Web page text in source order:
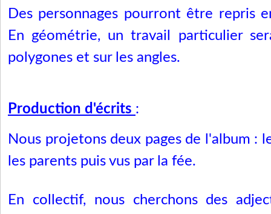
Des personnages pourront être repris
En géométrie, un travail particulier
polygones et sur les angles.
Production d'écrits :
Nous projetons deux pages de l'album :
les parents puis vus par la fée.
En collectif, nous cherchons des